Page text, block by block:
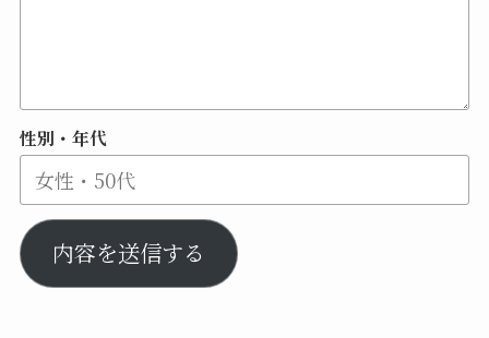
性別・年代
内容を送信する